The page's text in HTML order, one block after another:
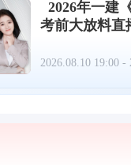
2026年一建
考前大放料直
2026.08.10 19:00 -